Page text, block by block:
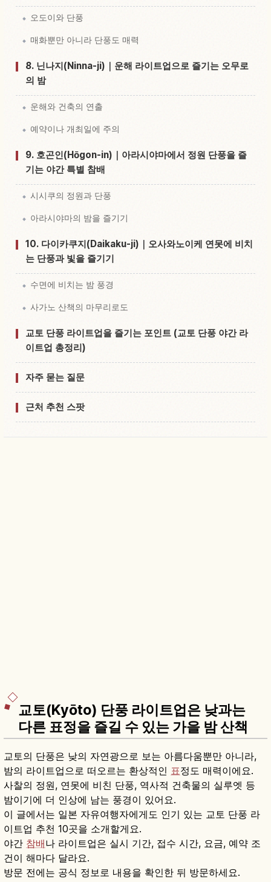
오도이와 단풍
매화뿐만 아니라 단풍도 매력
8. 닌나지(Ninna-ji)｜운해 라이트업으로 즐기는 오무로
의 밤
운해와 건축의 연출
예약이나 개최일에 주의
9. 호곤인(Hōgon-in)｜아라시야마에서 정원 단풍을 즐
기는 야간 특별 참배
시시쿠의 정원과 단풍
아라시야마의 밤을 즐기기
10. 다이카쿠지(Daikaku-ji)｜오사와노이케 연못에 비치
는 단풍과 빛을 즐기기
수면에 비치는 밤 풍경
사가노 산책의 마무리로도
교토 단풍 라이트업을 즐기는 포인트 (교토 단풍 야간 라
이트업 총정리)
자주 묻는 질문
근처 추천 스팟
교토(Kyōto) 단풍 라이트업은 낮과는
다른 표정을 즐길 수 있는 가을 밤 산책
교토의 단풍은 낮의 자연광으로 보는 아름다움뿐만 아니라,
밤의 라이트업으로 떠오르는 환상적인 표정도 매력이에요.
사찰의 정원, 연못에 비친 단풍, 역사적 건축물의 실루엣 등
밤이기에 더 인상에 남는 풍경이 있어요.
이 글에서는 일본 자유여행자에게도 인기 있는 교토 단풍 라
이트업 추천 10곳을 소개할게요.
야간 참배나 라이트업은 실시 기간, 접수 시간, 요금, 예약 조
건이 해마다 달라요.
방문 전에는 공식 정보로 내용을 확인한 뒤 방문하세요.